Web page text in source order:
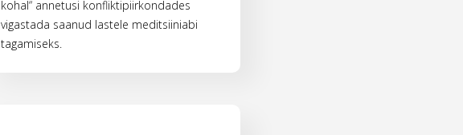
kohal“ annetusi konfliktipiirkondades
vigastada saanud lastele meditsiiniabi
tagamiseks.